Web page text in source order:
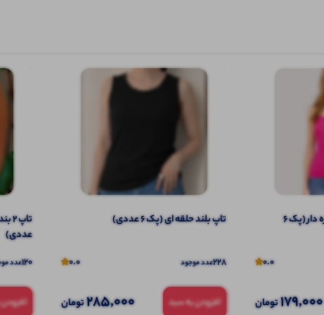
تاپ ۲ بندی نواری پهن قواره دار (پک 6
0.0
179,000تومان
تاپ بلند حلقه ای (پک 6 عددی)
228عدد موجود 0.0
افزودن به سبد 285,000تومان
عددی)
120عدد